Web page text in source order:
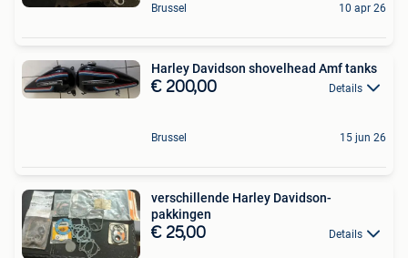
Brussel 10 apr 26
Harley Davidson shovelhead Amf tanks
€ 200,00 Details
Brussel 15 jun 26
verschillende Harley Davidson-
pakkingen
€ 25,00 Details